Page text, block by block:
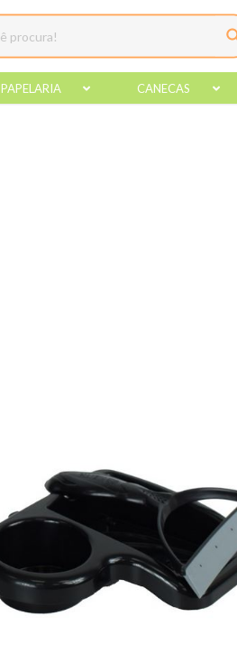
PAPELARIA CANECAS